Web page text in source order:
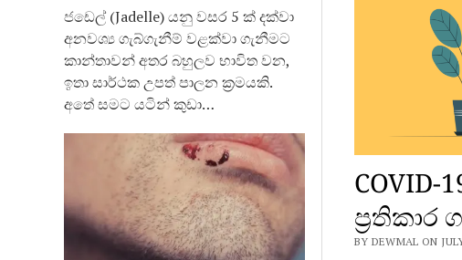
ජඩෙල් (Jadelle) යනු වසර 5 ක් දක්වා
අනවශ්‍ය ගැබ්ගැනීම් වළක්වා ගැනීමට
කාන්තාවන් අතර බහුලව භාවිත වන,
ඉතා සාර්ථක උපත් පාලන ක්‍රමයකි.
අතේ සමට යටින් කුඩා…
ප්‍රතිකාර
BY DEWMAL ON